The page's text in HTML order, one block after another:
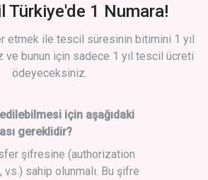
Türkiye'de 1 Numara!
etmek ile tescil süresinin bitimini 1 yıl
ve bunun için sadece 1 yıl tescil ücreti
ödeyeceksiniz.
için aşağıdaki
gereklidir?
şifresine (authorization
sahip olunmalı. Bu şifre